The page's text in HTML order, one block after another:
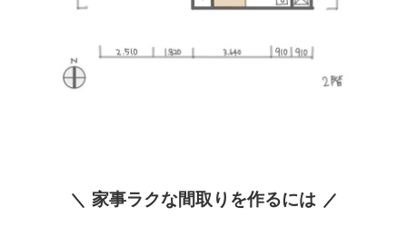
家事ラクな間取りを作るには